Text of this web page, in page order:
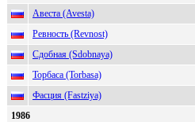
Авеста (Avesta)
Ревность (Revnost)
Сдобная (Sdobnaya)
Торбаса (Torbasa)
Фасция (Fastziya)
1986